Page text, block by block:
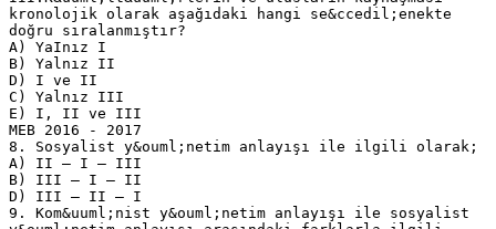
kronolojik olarak aşağıdaki hangi se&ccedil;enekte
doğru sıralanmıştır?
A) YaInız I
B) Yalnız II
D) I ve II
C) Yalnız III
E) I, II ve III
MEB 2016 - 2017
8. Sosyalist y&ouml;netim anlayışı ile ilgili olarak;
A) II – I – III
B) III – I – II
D) III – II – I
9. Kom&uuml;nist y&ouml;netim anlayışı ile sosyalist